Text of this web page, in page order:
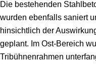
Die bestehenden
wurden ebenfalls saniert
hinsichtlich der
geplant. Im Ost-Bereich
Tribühnenrahmen